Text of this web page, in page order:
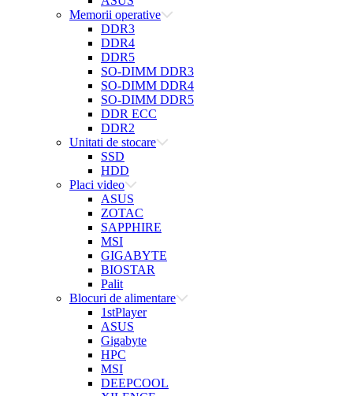
Memorii operative
DDR3
DDR4
DDR5
SO-DIMM DDR3
SO-DIMM DDR4
SO-DIMM DDR5
DDR ECC
DDR2
Unitati de stocare
SSD
HDD
Placi video
ASUS
ZOTAC
SAPPHIRE
MSI
GIGABYTE
BIOSTAR
Palit
Blocuri de alimentare
1stPlayer
ASUS
Gigabyte
HPC
MSI
DEEPCOOL